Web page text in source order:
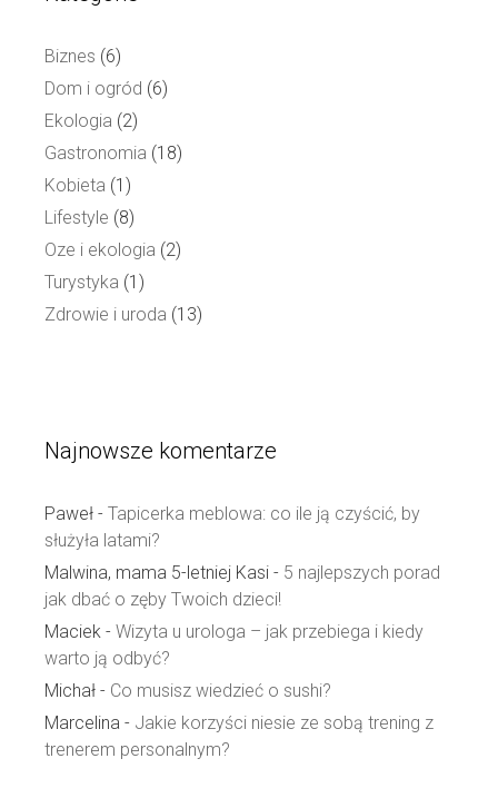
Biznes (6)
Dom i ogród (6)
Ekologia (2)
Gastronomia (18)
Kobieta (1)
Lifestyle (8)
Oze i ekologia (2)
Turystyka (1)
Zdrowie i uroda (13)
Najnowsze komentarze
Paweł - Tapicerka meblowa: co ile ją czyścić, by
służyła latami?
Malwina, mama 5-letniej Kasi - 5 najlepszych porad
jak dbać o zęby Twoich dzieci!
Maciek - Wizyta u urologa – jak przebiega i kiedy
warto ją odbyć?
Michał - Co musisz wiedzieć o sushi?
Marcelina - Jakie korzyści niesie ze sobą trening z
trenerem personalnym?